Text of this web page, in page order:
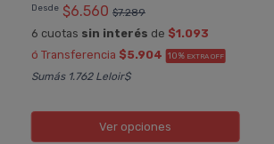
Desde $6.560 $7.289
6 cuotas sin interés de $1.093
ó Transferencia $5.904 10% EXTRA OFF
Sumás 1.762 Leloir$
Ver opciones